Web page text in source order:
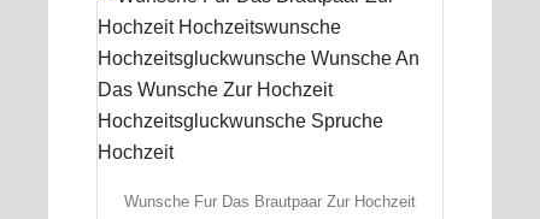
Wunsche Fur Das Brautpaar Zur Hochzeit